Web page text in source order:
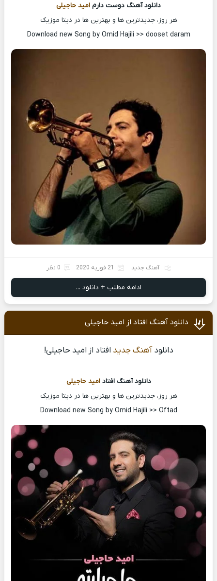
دانلود آهنگ دوست دارم امید حاجیلی
هر روز، جدیدترین ها و بهترین ها در دیتا موزیک
Download new Song by Omid Hajili >> dooset daram
آهنگ جدید 21 فوریه 2020 0 نظر
ادامه مطلب + دانلود ...
دانلود آهنگ افتاد از امید حاجیلی
دانلودآهنگ جدید افتاد از امید حاجیلی!
دانلود آهنگ افتادامید حاجیلی
هر روز، جدیدترین ها و بهترین ها در دیتا موزیک
Download new Song by Omid Hajili >> Oftad